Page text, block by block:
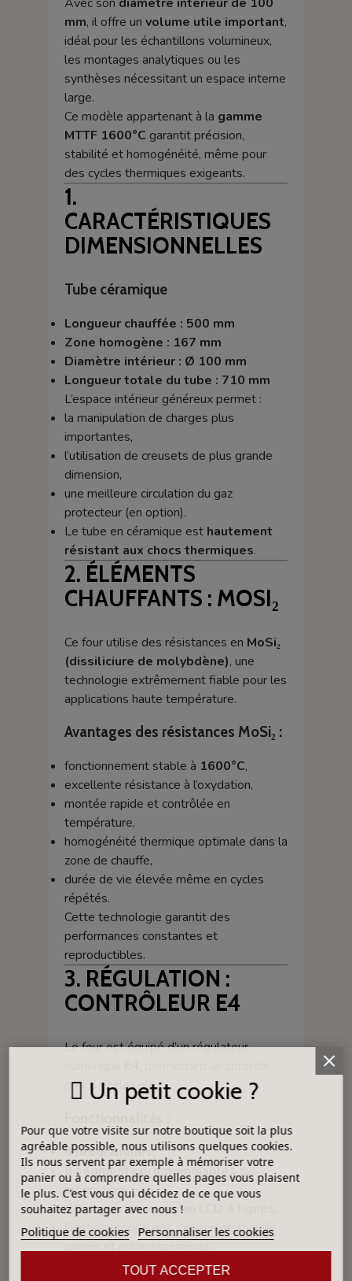
mm, il offre un volume utile important,
idéal pour les échantillons volumineux,
les montages analytiques ou les
synthèses nécessitant un espace interne
large.
Ce modèle appartenant à la gamme
MTTF 1600°C garantit précision,
stabilité et homogénéité, même pour
des cycles thermiques exigeants.
1.
CARACTÉRISTIQUES
DIMENSIONNELLES
Tube céramique
Longueur chauffée : 500 mm
Zone homogène : 167 mm
Diamètre intérieur : Ø 100 mm
Longueur totale du tube : 710 mm
L’espace intérieur généreux permet :
la manipulation de charges plus
importantes,
l’utilisation de creusets de plus grande
dimension,
une meilleure circulation du gaz
protecteur (en option).
Le tube en céramique est hautement
résistant aux chocs thermiques.
2. ÉLÉMENTS
CHAUFFANTS : MOSI₂
Ce four utilise des résistances en MoSi₂
(dissiliciure de molybdène), une
technologie extrêmement fiable pour les
applications haute température.
Avantages des résistances MoSi₂ :
fonctionnement stable à 1600°C,
excellente résistance à l’oxydation,
montée rapide et contrôlée en
température,
homogénéité thermique optimale dans la
zone de chauffe,
durée de vie élevée même en cycles
répétés.
Cette technologie garantit des
performances constantes et
reproductibles.
3. RÉGULATION :
CONTRÔLEUR E4
Le four est équipé d’un régulateur
précis et flexible.
4 programmes,
8 segments programmablespar
programme,
Affichage clair viaécran LCD 4 lignes
Gestion précise des rampes de chauffe,
Un petit cookie ?
Pour que votre visite sur notre boutique soit la plus
agréable possible, nous utilisons quelques cookies.
Ils nous servent par exemple à mémoriser votre
panier ou à comprendre quelles pages vous plaisent
le plus. C'est vous qui décidez de ce que vous
souhaitez partager avec nous !
Politique de cookies Personnaliser les cookies
TOUT ACCEPTER